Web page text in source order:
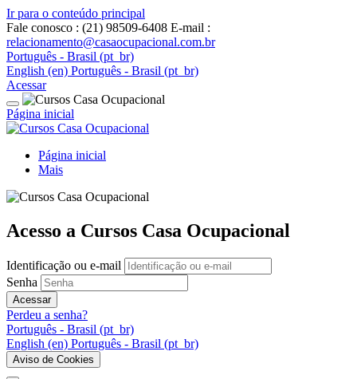
Ir para o conteúdo principal
Fale conosco : (21) 98509-6408 E-mail :
relacionamento@casaocupacional.com.br
Português - Brasil ‎(pt_br)‎
English ‎(en)‎ Português - Brasil ‎(pt_br)‎
Acessar
Página inicial
Página inicial
Mais
Acesso a Cursos Casa Ocupacional
Identificação ou e-mail
Senha
Acessar
Perdeu a senha?
Português - Brasil ‎(pt_br)‎
English ‎(en)‎ Português - Brasil ‎(pt_br)‎
Aviso de Cookies